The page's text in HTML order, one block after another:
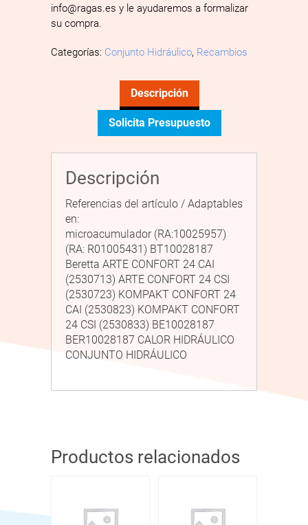
info@ragas.es y le ayudaremos a formalizar
su compra.
Categorías: Conjunto Hidráulico, Recambios
Descripción
Solicita Presupuesto
Descripción
Referencias del artículo / Adaptables
en:
microacumulador (RA:10025957)
(RA: R01005431) BT10028187
Beretta ARTE CONFORT 24 CAI
(2530713) ARTE CONFORT 24 CSI
(2530723) KOMPAKT CONFORT 24
CAI (2530823) KOMPAKT CONFORT
24 CSI (2530833) BE10028187
BER10028187 CALOR HIDRÁULICO
CONJUNTO HIDRÁULICO
Productos relacionados